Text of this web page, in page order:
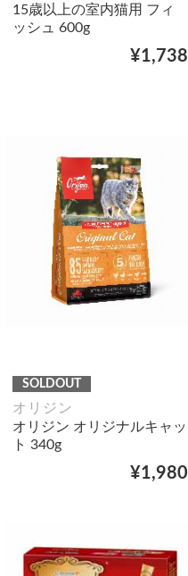
15歳以上の室内猫用 フィ
ッシュ 600g
¥1,738
SOLDOUT
オリジン
オリジン オリジナルキャッ
ト 340g
¥1,980